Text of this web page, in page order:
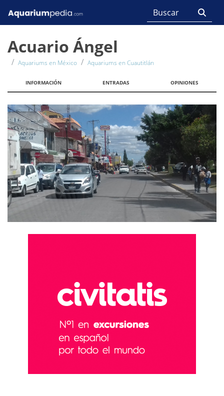
Acuario Ángel
Aquariums en México Aquariums en Cuautitlán
INFORMACIÓN ENTRADAS OPINIONES